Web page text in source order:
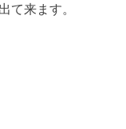
て来ます。